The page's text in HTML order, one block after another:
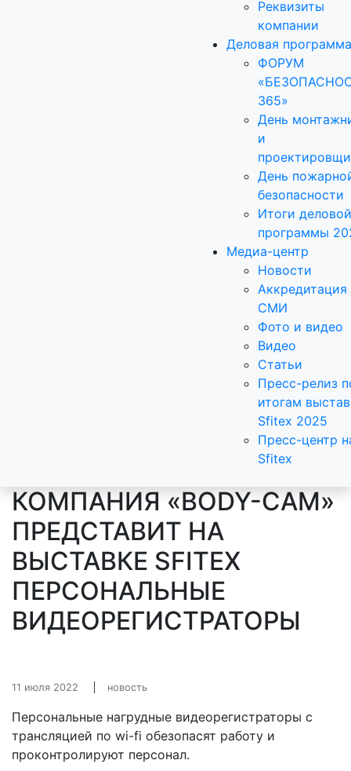
Реквизиты
компании
Деловая программа
ФОРУМ
365»
День
и
День
безопасности
Итоги деловой
программы
Медиа-центр
Новости
Аккредитация
СМИ
Фото и видео
Видео
Статьи
Пресс-релиз
итогам
Sfitex 2025
Пресс-центр
Sfitex
КОМПАНИЯ «BODY-CAM»
ПРЕДСТАВИТ НА
ВЫСТАВКЕ SFITEX
ПЕРСОНАЛЬНЫЕ
ВИДЕОРЕГИСТРАТОРЫ
11 июля 2022 новость
Персональные нагрудные видеорегистраторы с
трансляцией по wi-fi обезопасят работу и
проконтролируют персонал.